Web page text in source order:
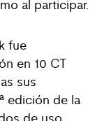
al participar.
fue
en 10 CT
sus
edición de la